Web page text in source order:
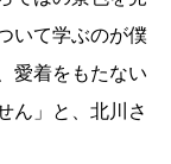
いて学ぶのが僕
愛着をもたない
ん」と、北川さ